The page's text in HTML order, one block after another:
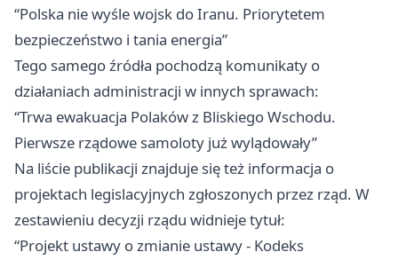
“Polska nie wyśle wojsk do Iranu. Priorytetem
bezpieczeństwo i tania energia”
Tego samego źródła pochodzą komunikaty o
działaniach administracji w innych sprawach:
“Trwa ewakuacja Polaków z Bliskiego Wschodu.
Pierwsze rządowe samoloty już wylądowały”
Na liście publikacji znajduje się też informacja o
projektach legislacyjnych zgłoszonych przez rząd. W
zestawieniu decyzji rządu widnieje tytuł:
“Projekt ustawy o zmianie ustawy - Kodeks